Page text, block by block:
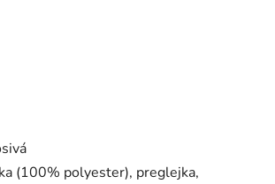
(100% polyester), preglejka,